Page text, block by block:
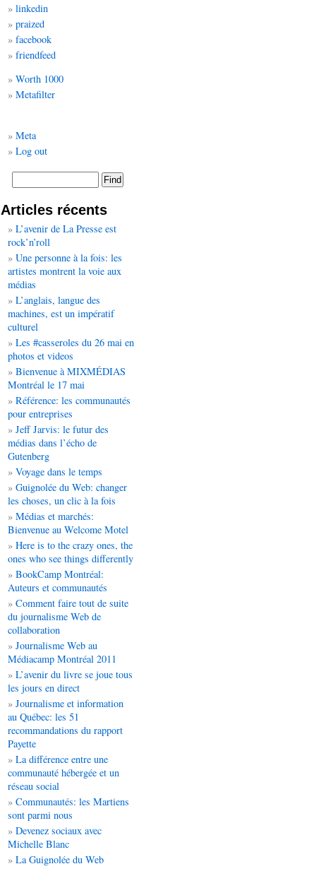
linkedin
praized
facebook
friendfeed
Worth 1000
Metafilter
Meta
Log out
Articles récents
L’avenir de La Presse est
rock’n’roll
Une personne à la fois: les
artistes montrent la voie aux
médias
L’anglais, langue des
machines, est un impératif
culturel
Les #casseroles du 26 mai en
photos et videos
Bienvenue à MIXMÉDIAS
Montréal le 17 mai
Référence: les communautés
pour entreprises
Jeff Jarvis: le futur des
médias dans l’écho de
Gutenberg
Voyage dans le temps
Guignolée du Web: changer
les choses, un clic à la fois
Médias et marchés:
Bienvenue au Welcome Motel
Here is to the crazy ones, the
ones who see things differently
BookCamp Montréal:
Auteurs et communautés
Comment faire tout de suite
du journalisme Web de
collaboration
Journalisme Web au
Médiacamp Montréal 2011
L’avenir du livre se joue tous
les jours en direct
Journalisme et information
au Québec: les 51
recommandations du rapport
Payette
La différence entre une
communauté hébergée et un
réseau social
Communautés: les Martiens
sont parmi nous
Devenez sociaux avec
Michelle Blanc
La Guignolée du Web